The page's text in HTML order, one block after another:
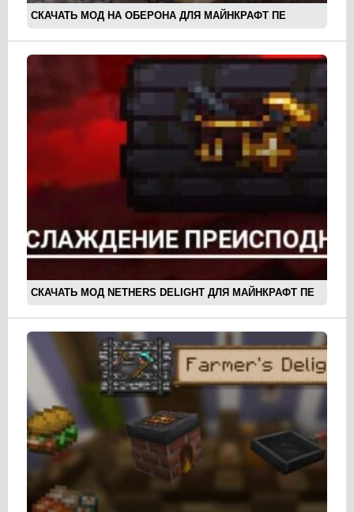
СКАЧАТЬ МОД НА ОБЕРОНА ДЛЯ МАЙНКРАФТ ПЕ
СКАЧАТЬ МОД NETHERS DELIGHT ДЛЯ МАЙНКРАФТ ПЕ